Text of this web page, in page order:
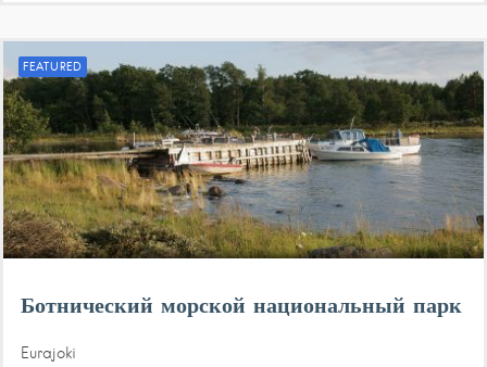
FEATURED
Ботнический морской национальный парк
Eurajoki